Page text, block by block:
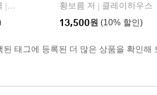
곰출판
황보름 저
클레이하우스
13,500원 (10% 할인)
된 태그에 등록된 더 많은 상품을 확인해